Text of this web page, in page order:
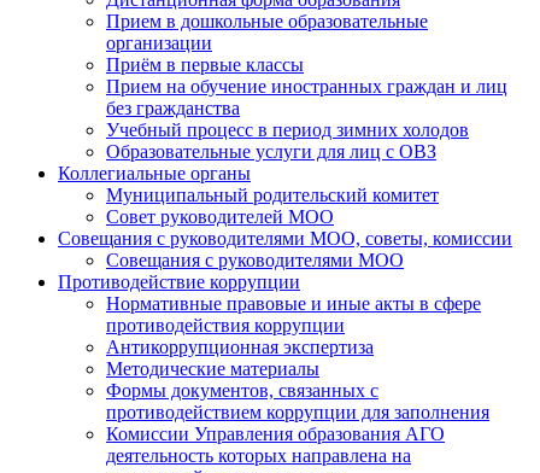
Прием в дошкольные образовательные
организации
Приём в первые классы
Прием на обучение иностранных граждан и лиц
без гражданства
Учебный процесс в период зимних холодов
Образовательные услуги для лиц с ОВЗ
Коллегиальные органы
Муниципальный родительский комитет
Совет руководителей МОО
Совещания с руководителями МОО, советы, комиссии
Совещания с руководителями МОО
Противодействие коррупции
Нормативные правовые и иные акты в сфере
противодействия коррупции
Антикоррупционная экспертиза
Методические материалы
Формы документов, связанных с
противодействием коррупции для заполнения
Комиссии Управления образования АГО
деятельность которых направлена на